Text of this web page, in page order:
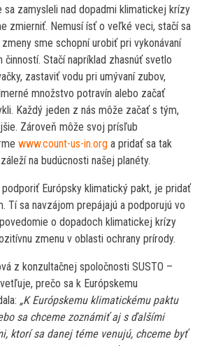
sa zamysleli nad dopadmi klimatickej krízy
zmierniť. Nemusí ísť o veľké veci, stačí sa
sme schopní urobiť pri vykonávaní
činností. Stačí napríklad zhasnúť svetlo
zastaviť vodu pri umývaní zubov,
množstvo potravín alebo začať
Každý jeden z nás môže začať s tým,
Zároveň môže svoj prísľub
www.count-us-in.org a pridať sa tak
na budúcnosti našej planéty.
podporiť Európsky klimatický pakt, je pridať
Tí sa navzájom prepájajú a podporujú vo
o dopadoch klimatickej krízy
zmenu v oblasti ochrany prírody.
z konzultačnej spoločnosti SUSTO –
prečo sa k Európskemu
„K Európskemu klimatickému paktu
sa chceme zoznámiť aj s ďalšími
ktorí sa danej téme venujú, chceme byť